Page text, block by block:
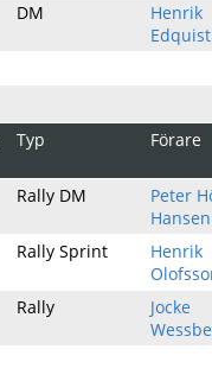
DM
Henrik
Edquist
Typ Förare
Rally DM
Peter
Hansen
Rally Sprint
Henrik
Rally
Jocke